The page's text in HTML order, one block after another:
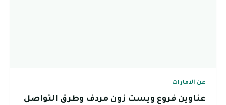
عن الامارات
عناوين فروع ويست زون مردف وطرق التواصل